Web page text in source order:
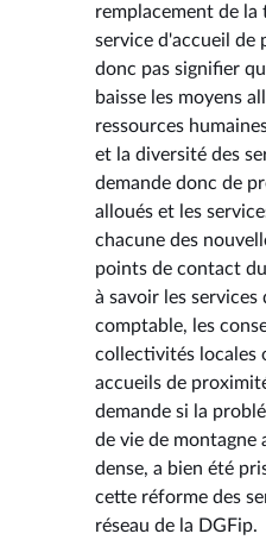
remplacement de la
service d'accueil de
donc pas signifier
baisse les moyens
ressources
et la diversité des
demande donc de
alloués et les
chacune des
points de contact
à savoir les services
comptable, les
collectivités locales
accueils de
demande si la
de vie de montagne
dense, a bien été
cette réforme des
réseau de la DGFip.